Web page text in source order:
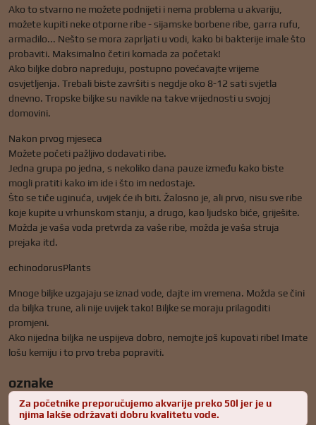
Ako to stvarno ne možete podnijeti i nema problema u akvariju,
možete kupiti neke otporne ribe - sijamske borbene ribe, garra rufu,
armadilo... Nešto se mora zaprljati u vodi, kako bi bakterije imale što
probaviti. Maksimalno četiri komada za početak!
Ako biljke dobro napreduju, postupno povećavajte vrijeme
osvjetljenja. Trebali biste završiti s negdje oko 8-12 sati svjetla
dnevno. Tropske biljke su navikle na takve vrijednosti u svojoj
domovini.
Nakon prvog mjeseca
Možete početi pažljivo dodavati ribe.
Jedna grupa po jedna, s nekoliko dana pauze između kako biste
mogli pratiti kako im ide i što im nedostaje.
Što se tiče uginuća, uvijek će ih biti. Žalosno je, ali prvo, nisu sve ribe
koje kupite u vrhunskom stanju, a drugo, kao ljudsko biće, griješite.
Možda je vaša voda pretvrda za vaše ribe, možda je vaša struja
prejaka itd.
echinodorusPlants
Mnoge biljke uzgajaju se iznad vode, dajte im vremena. Možda se čini
da biljka trune, ali nije uvijek tako! Biljke se moraju prilagoditi
promjeni.
Ako nijedna biljka ne uspijeva dobro, nemojte još kupovati ribe! Imate
lošu kemiju i to prvo treba popraviti.
oznake
Za početnike preporučujemo akvarije preko 50l jer je u
njima lakše održavati dobru kvalitetu vode.